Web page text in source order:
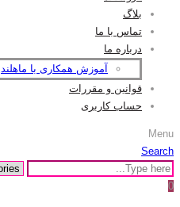
بلاگ
تماس با ما
درباره ما
آموزش همکاری با ماهلند
قوانین و مقررات
حساب کاربری
Menu
Search
0